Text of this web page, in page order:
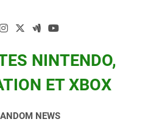
NINTENDO,
ET XBOX
Pokemon Entre Autres
NEWS